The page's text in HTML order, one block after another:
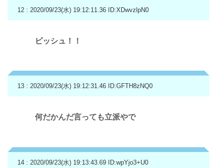
12 : 2020/09/23(水) 19:12:11.36 ID:XDwvzlpN0
ビッシュ！！
13 : 2020/09/23(水) 19:12:31.46 ID:GFTH8zNQ0
何だかんだ言っても立派やで
14 : 2020/09/23(水) 19:13:43.69 ID:wpYjo3+U0